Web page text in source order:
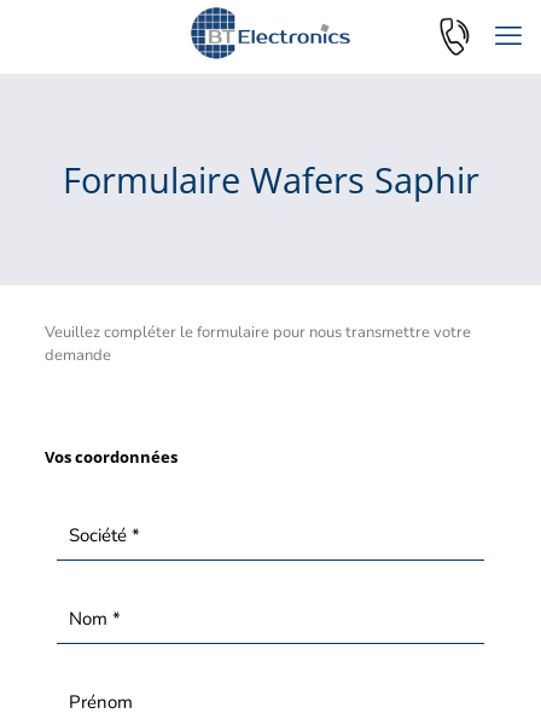
Formulaire Wafers Saphir
Veuillez compléter le formulaire pour nous transmettre votre
demande
Vos coordonnées